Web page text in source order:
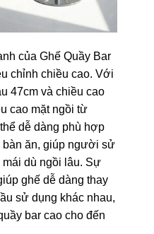
của Ghế Quầy Bar
chỉnh chiều cao. Với
47cm và chiều cao
cao mặt ngồi từ
dễ dàng phù hợp
bàn ăn, giúp người sử
dù ngồi lâu. Sự
ghế dễ dàng thay
sử dụng khác nhau,
bar cao cho đến